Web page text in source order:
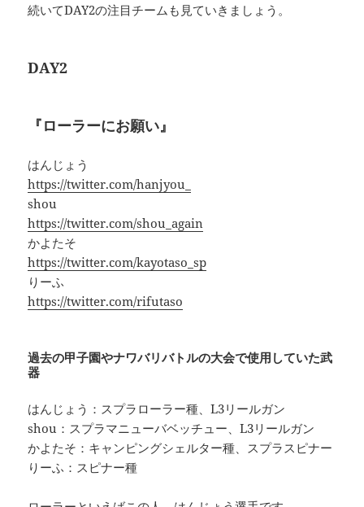
続いてDAY2の注目チームも見ていきましょう。
DAY2
『ローラーにお願い』
はんじょう
https://twitter.com/hanjyou_
shou
https://twitter.com/shou_again
かよたそ
https://twitter.com/kayotaso_sp
りーふ
https://twitter.com/rifutaso
過去の甲子園やナワバリバトルの大会で使用していた武
器
はんじょう：スプラローラー種、L3リールガン
shou：スプラマニューバベッチュー、L3リールガン
かよたそ：キャンピングシェルター種、スプラスピナー
りーふ：スピナー種